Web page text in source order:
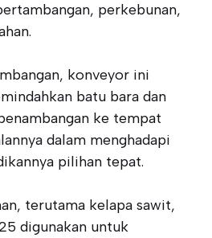
perkebunan,
konveyor ini
batu bara dan
ke tempat
dalam menghadapi
pilihan tepat.
terutama kelapa sawit,
digunakan untuk